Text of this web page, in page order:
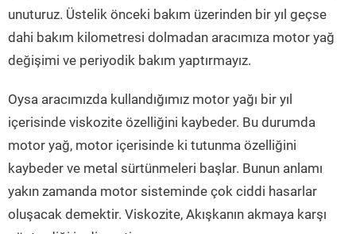
unuturuz. Üstelik önceki bakım üzerinden bir yıl geçse
dahi bakım kilometresi dolmadan aracımıza motor yağ
değişimi ve periyodik bakım yaptırmayız.
Oysa aracımızda kullandığımız motor yağı bir yıl
içerisinde viskozite özelliğini kaybeder. Bu durumda
motor yağ, motor içerisinde ki tutunma özelliğini
kaybeder ve metal sürtünmeleri başlar. Bunun anlamı
yakın zamanda motor sisteminde çok ciddi hasarlar
oluşacak demektir. Viskozite, Akışkanın akmaya karşı